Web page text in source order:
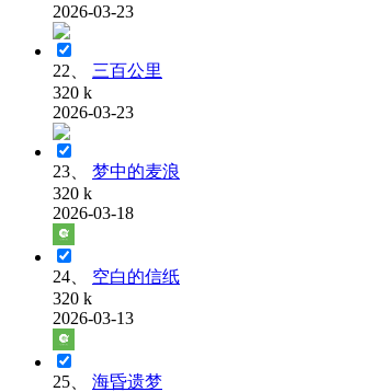
2026-03-23
22、
三百公里
320 k
2026-03-23
23、
梦中的麦浪
320 k
2026-03-18
24、
空白的信纸
320 k
2026-03-13
25、
海昏遗梦